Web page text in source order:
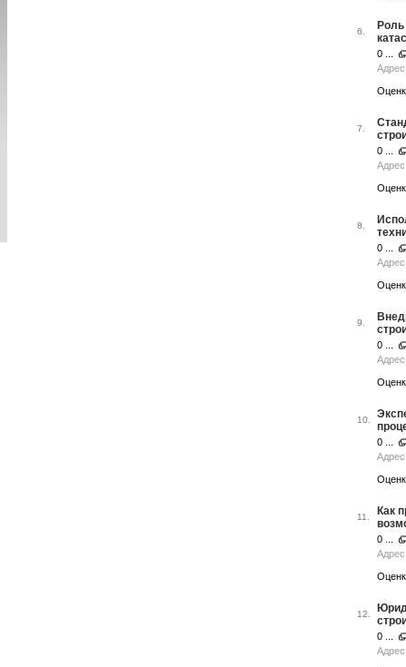
6.
0 ...
7.
0 ...
8.
0 ...
9.
0 ...
10.
0 ...
11.
Как
0 ...
12.
0 ...